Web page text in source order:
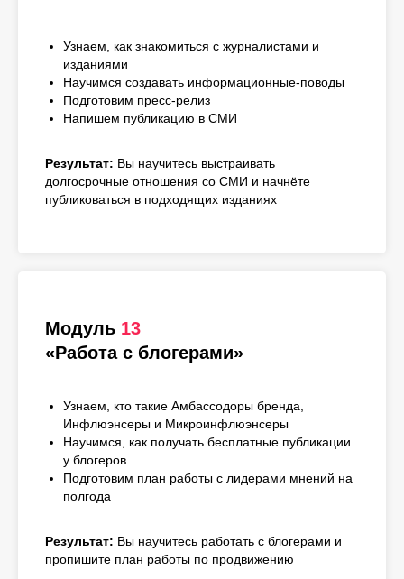
Узнаем, как знакомиться с журналистами и
изданиями
Научимся создавать информационные-поводы
Подготовим пресс-релиз
Напишем публикацию в СМИ
Результат: Вы научитесь выстраивать
долгосрочные отношения со СМИ и начнёте
публиковаться в подходящих изданиях
Модуль 13
«Работа с блогерами»
Узнаем, кто такие Амбассодоры бренда,
Инфлюэнсеры и Микроинфлюэнсеры
Научимся, как получать бесплатные публикации
у блогеров
Подготовим план работы с лидерами мнений на
полгода
Результат: Вы научитесь работать с блогерами и
пропишите план работы по продвижению